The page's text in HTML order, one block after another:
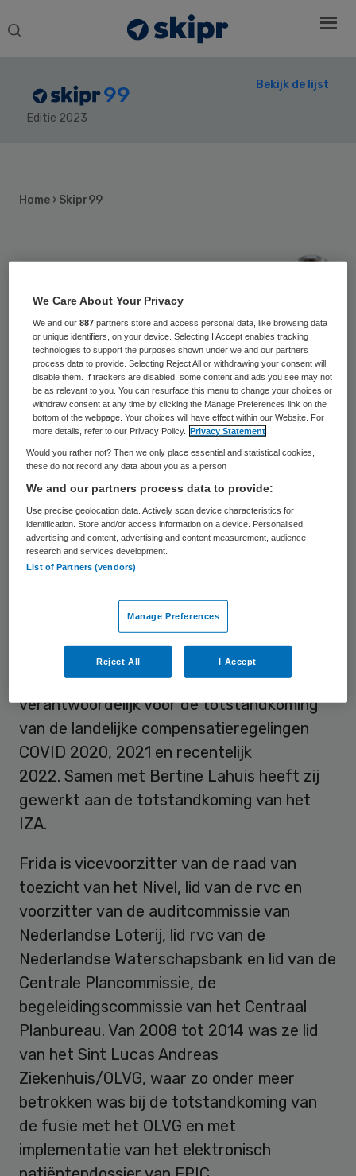
Search
99
Editie 2023
Bekijk de lijst
Home › Skipr99
Frida van den
Maagdenberg
Frida van den Maagdenberg (1961) is tot 1
februari 2025 lid van de raad van bestuur
en CFO van het LUMC.
Van 2014 tot 2023 was Van den
Maagdenberd lid van de raad van bestuur
AMC en sinds de bestuurlijke fusie op 7 juni
2018 ook van het VUmc, gezamenlijk
Amsterdam UMC. In januari 2023 wordt zij
haar portefeuille.
Voor de NFU was Frida samen met Mirjam
Velthuizen en later Henk Snapper
verantwoordelijk voor de totstandkoming
van de landelijke compensatieregelingen
COVID 2020, 2021 en recentelijk
2022. Samen met Bertine Lahuis heeft zij
gewerkt aan de totstandkoming van het
IZA.
Frida is vicevoorzitter van de raad van
toezicht van het Nivel, lid van de rvc en
voorzitter van de auditcommissie van
Nederlandse Loterij, lid rvc van de
Nederlandse Waterschapsbank en lid van de
Centrale Plancommissie, de
begeleidingscommissie van het Centraal
Planbureau. Van 2008 tot 2014 was ze lid
van het Sint Lucas Andreas
Ziekenhuis/OLVG, waar zo onder meer
betrokken was bij de totstandkoming van
de fusie met het OLVG en met
implementatie van het elektronisch
Sidebar
We Care About Your Privacy
We and our887 partners store and access personal data, like browsing data
or unique identifiers, on your device. Selecting I Accept enables tracking
technologies to support the purposes shown under we and our partners
process data to provide. Selecting Reject All or withdrawing your consent will
disable them. If trackers are disabled, some content and ads you see may not
be as relevant to you. You can resurface this menu to change your choices or
withdraw consent at any time by clicking the Manage Preferences link on the
bottom of the webpage. Your choices will have effect within our Website. For
more details, refer to our Privacy Policy.
Privacy Statement
Would you rather not? Then we only place essential and statistical cookies,
these do not record any data about you as a person
We and our partners process data to provide:
Use precise geolocation data. Actively scan device characteristics for
identification. Store and/or access information on a device. Personalised
advertising and content, advertising and content measurement, audience
research and services development.
List of Partners (vendors)
Manage Preferences
Reject All I Accept